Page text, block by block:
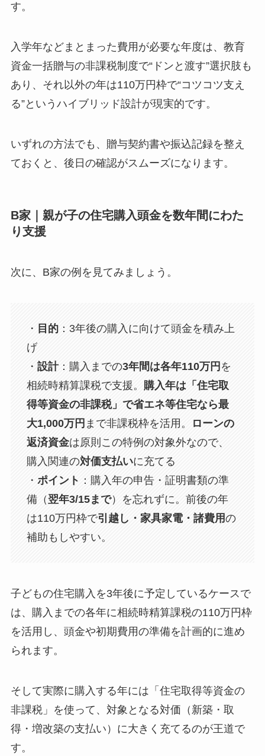
す。
入学年などまとまった費用が必要な年度は、教育
資金一括贈与の非課税制度で“ドンと渡す”選択肢も
あり、それ以外の年は110万円枠で“コツコツ支え
る”というハイブリッド設計が現実的です。
いずれの方法でも、贈与契約書や振込記録を整え
ておくと、後日の確認がスムーズになります。
B家｜親が子の住宅購入頭金を数年間にわた
り支援
次に、B家の例を見てみましょう。
・ 目的：3年後の購入に向けて頭金を積み上
げ
・ 設計：購入までの3年間は各年110万円 を
相続時精算課税で支援。 購入年は「住宅取
得等資金の非課税」で省エネ等住宅なら最
大1,000万円 まで非課税枠を活用。
ローンの
返済資金は原則この特例の対象外なので、
購入関連の対価支払いに充てる
・ ポイント ：購入年の申告・証明書類の準
備（翌年3/15まで）を忘れずに。前後の年
は110万円枠で引越し・家具家電・諸費用の
補助もしやすい。
子どもの住宅購入を3年後に予定しているケースで
は、購入までの各年に相続時精算課税の110万円枠
を活用し、頭金や初期費用の準備を計画的に進め
られます。
そして実際に購入する年には「住宅取得等資金の
非課税」を使って、対象となる対価（新築・取
得・増改築の支払い）に大きく充てるのが王道で
す。